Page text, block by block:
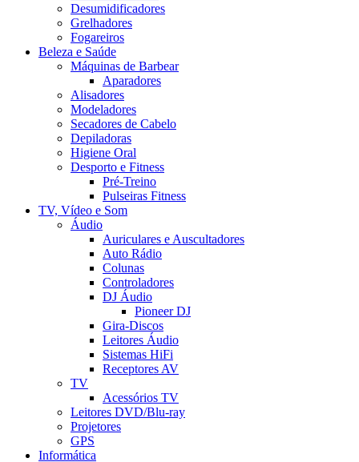
Desumidificadores
Grelhadores
Fogareiros
Beleza e Saúde
Máquinas de Barbear
Aparadores
Alisadores
Modeladores
Secadores de Cabelo
Depiladoras
Higiene Oral
Desporto e Fitness
Pré-Treino
Pulseiras Fitness
TV, Vídeo e Som
Áudio
Auriculares e Auscultadores
Auto Rádio
Colunas
Controladores
DJ Áudio
Pioneer DJ
Gira-Discos
Leitores Áudio
Sistemas HiFi
Receptores AV
TV
Acessórios TV
Leitores DVD/Blu-ray
Projetores
GPS
Informática